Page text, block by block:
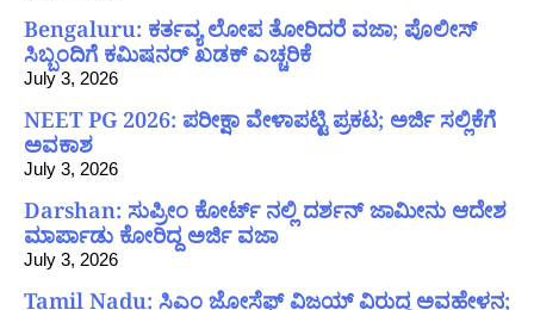
Bengaluru: ಕರ್ತವ್ಯ ಲೋಪ ತೋರಿದರೆ ವಜಾ; ಪೊಲೀಸ್
ಸಿಬ್ಬಂದಿಗೆ ಕಮಿಷನರ್ ಖಡಕ್ ಎಚ್ಚರಿಕೆ
July 3, 2026
NEET PG 2026: ಪರೀಕ್ಷಾ ವೇಳಾಪಟ್ಟಿ ಪ್ರಕಟ; ಅರ್ಜಿ ಸಲ್ಲಿಕೆಗೆ
ಅವಕಾಶ
July 3, 2026
Darshan: ಸುಪ್ರೀಂ ಕೋರ್ಟ್ ನಲ್ಲಿ ದರ್ಶನ್ ಜಾಮೀನು ಆದೇಶ
ಮಾರ್ಪಾಡು ಕೋರಿದ್ದ ಅರ್ಜಿ ವಜಾ
July 3, 2026
Tamil Nadu: ಸಿಎಂ ಜೋಸೆಫ್ ವಿಜಯ್ ವಿರುದ್ಧ ಅವಹೇಳನ;